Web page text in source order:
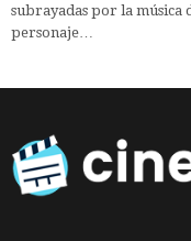
subrayadas por la música
personaje…